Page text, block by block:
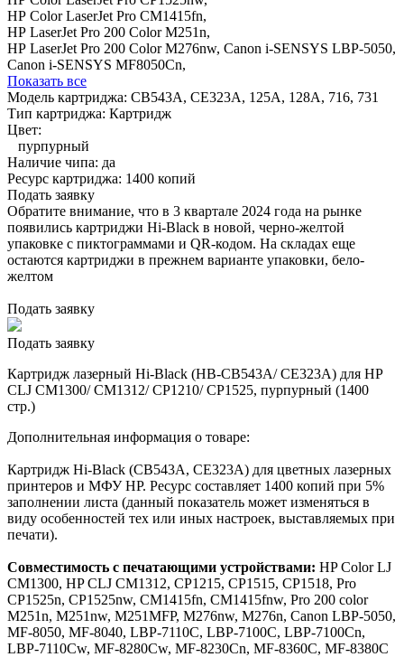
HP Color LaserJet Pro CM1415fn,
HP LaserJet Pro 200 Color M251n,
HP LaserJet Pro 200 Color M276nw, Canon i-SENSYS LBP-5050,
Canon i-SENSYS MF8050Cn,
Показать все
Модель картриджа: CB543A, CE323A, 125A, 128A, 716, 731
Тип картриджа: Картридж
Цвет:
пурпурный
Наличие чипа: да
Ресурс картриджа: 1400 копий
Подать заявку
Обратите внимание, что в 3 квартале 2024 года на рынке
появились картриджи Hi-Black в новой, черно-желтой
упаковке с пиктограммами и QR-кодом. На складах еще
остаются картриджи в прежнем варианте упаковки, бело-
желтом
Подать заявку
Подать заявку
Картридж лазерный Hi-Black (HB-CB543A/ CE323A) для HP
CLJ CM1300/ CM1312/ CP1210/ CP1525, пурпурный (1400
стр.)
Дополнительная информация о товаре:
Картридж Hi-Black (CB543A, CE323A) для цветных лазерных
принтеров и МФУ HP. Ресурс составляет 1400 копий при 5%
заполнении листа (данный показатель может изменяться в
виду особенностей тех или иных настроек, выставляемых при
печати).
Совместимость с печатающими устройствами: HP Color LJ
CM1300, HP CLJ CM1312, CP1215, CP1515, CP1518, Pro
CP1525n, CP1525nw, CM1415fn, CM1415fnw, Pro 200 color
M251n, M251nw, M251MFP, M276nw, M276n, Canon LBP-5050,
MF-8050, MF-8040, LBP-7110C, LBP-7100C, LBP-7100Cn,
LBP-7110Cw, MF-8280Cw, MF-8230Cn, MF-8360С, MF-8380С